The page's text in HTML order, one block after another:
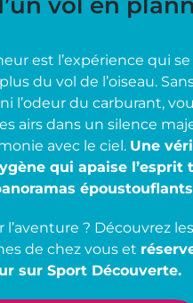
est l’expérience qui se
du vol de l’oiseau.
l’odeur du carburant,
airs dans un silence
avec le ciel. Une
qui apaise l’esprit
l’aventure ? Découvrez
de chez vous et
sur Sport Découverte.